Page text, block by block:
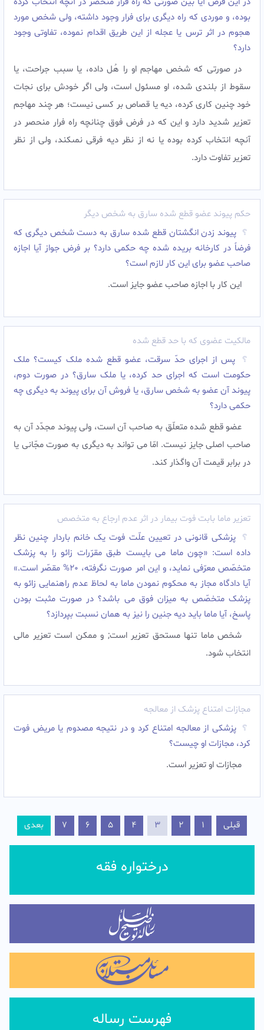
بوده، و موردى كه راه ديگرى براى فرار وجود داشته، ولى شخص مورد
هجوم در اثر ترس يا عجله از اين طريق اقدام نموده، تفاوتى وجود
دارد؟
در صورتى كه شخص مهاجم او را هُل داده، يا سبب جراحت، يا
سقوط از بلندى شده، او مسئول است، ولى اگر خودش براى نجات
خود چنين كارى كرده، ديه يا قصاص بر كسى نيست؛ هر چند مهاجم
تعزير شديد دارد و این که در فرض فوق چنانچه راه فرار منحصر در
آنچه انتخاب كرده بوده یا نه از نظر ديه فرقى نمى‏كند، ولى از نظر
تعزير تفاوت دارد.‌
حکم پیوند عضو قطع شده سارق به شخص دیگر
پیوند زدن انگشتان قطع شده سارق به دست شخص دیگرى که
فرضاً در کارخانه بریده شده چه حکمى دارد؟ بر فرض جواز آیا اجازه
صاحب عضو براى این کار لازم است؟
این کار با اجازه صاحب عضو جایز است.‌
مالکیت عضوی که با حد قطع شده
پس از اجراى حدّ سرقت، عضو قطع شده ملک کیست؟ ملک
حکومت است که اجراى حد کرده، یا ملک سارق؟ در صورت دوم،
پیوند آن عضو به شخص سارق، یا فروش آن براى پیوند به دیگرى چه
حکمى دارد؟
عضو قطع شده متعلّق به صاحب آن است، ولى پیوند مجدّد آن به
صاحب اصلى جایز نیست. امّا مى تواند به دیگرى به صورت مجّانى یا
در برابر قیمت آن واگذار کند.‌
تعزیر ماما بابت فوت بیمار در اثر عدم ارجاع به متخصص
پزشکى قانونى در تعیین علّت فوت یک خانم باردار چنین نظر
داده است: «چون ماما مى بایست طبق مقرّرات زائو را به پزشک
متخصّص معرّفى نماید، و این امر صورت نگرفته، 20% مقصّر است.»
آیا دادگاه مجاز به محکوم نمودن ماما به لحاظ عدم راهنمایى زائو به
پزشک متخصّص به میزان فوق مى باشد؟ در صورت مثبت بودن
پاسخ، آیا ماما باید دیه جنین را نیز به همان نسبت بپردازد؟
شخص ماما تنها مستحق تعزیر است; و ممکن است تعزیر مالى
انتخاب شود.‌
مجازات امتناع پزشک از معالجه
پزشکى از معالجه امتناع کرد و در نتیجه مصدوم یا مریض فوت
کرد، مجازات او چیست؟
مجازات او تعزیر است.‌
قبلی 1
2
3
4
5
6
7 بعدی
درختواره فقه
فهرست رساله